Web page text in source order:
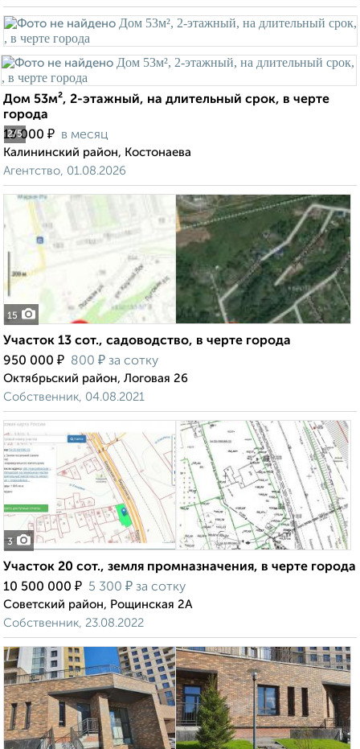
2/5
Дом 53м², 2-этажный, на длительный срок, в черте
города
13 000 ₽ в месяц
Калининский район, Костонаева
Агентство, 01.08.2026
15
Участок 13 сот., садоводство, в черте города
950 000 ₽ 800 ₽ за сотку
Октябрьский район, Логовая 26
Собственник, 04.08.2021
3
Участок 20 сот., земля промназначения, в черте города
10 500 000 ₽ 5 300 ₽ за сотку
Советский район, Рощинская 2А
Собственник, 23.08.2022